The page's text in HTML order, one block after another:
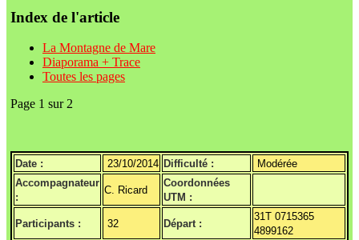
Index de l'article
La Montagne de Mare
Diaporama + Trace
Toutes les pages
Page 1 sur 2
Date : 23/10/2014 Difficulté :
Modérée
Accompagnateur
:
C. Ricard
Coordonnées
UTM :
Participants : 32 Départ :
31T 0715365
4899162